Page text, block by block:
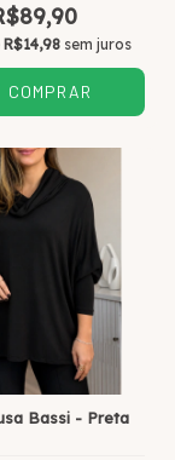
R$14,98 sem juros
COMPRAR
Bassi - Preta